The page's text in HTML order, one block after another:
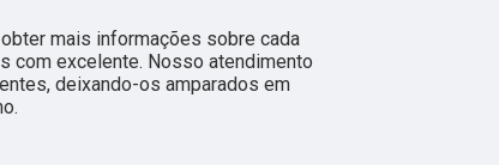
mais informações sobre cada
com excelente. Nosso atendimento
deixando-os amparados em